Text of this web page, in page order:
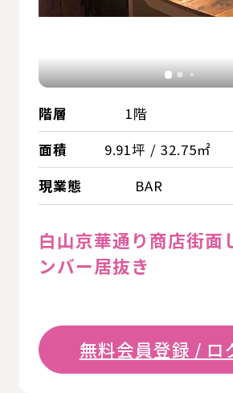
階層
1階
面積
9.91坪 / 32.75㎡
現業態
BAR
白山京華通り商店街
ンバー居抜き
無料会員登録 / ロ